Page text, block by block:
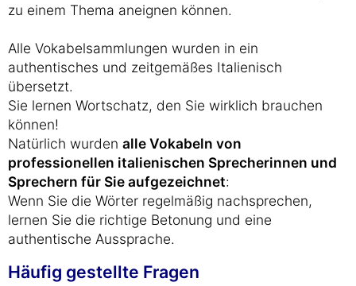
zu einem Thema aneignen können.
Alle Vokabelsammlungen wurden in ein
authentisches und zeitgemäßes Italienisch
übersetzt.
Sie lernen Wortschatz, den Sie wirklich brauchen
können!
Natürlich wurden alle Vokabeln von
professionellen italienischen Sprecherinnen und
Sprechern für Sie aufgezeichnet:
Wenn Sie die Wörter regelmäßig nachsprechen,
lernen Sie die richtige Betonung und eine
authentische Aussprache.
Häufig gestellte Fragen